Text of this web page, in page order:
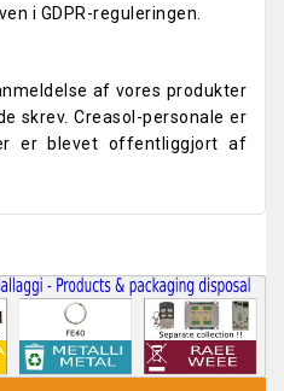
i GDPR-reguleringen.
af vores produkter
skrev. Creasol-personale er
er blevet offentliggjort af